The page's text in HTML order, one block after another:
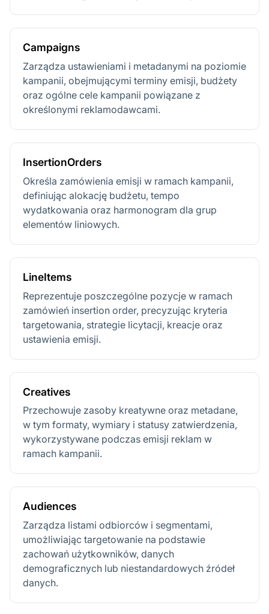
Campaigns
Zarządza ustawieniami i metadanymi na poziomie
kampanii, obejmującymi terminy emisji, budżety
oraz ogólne cele kampanii powiązane z
określonymi reklamodawcami.
InsertionOrders
Określa zamówienia emisji w ramach kampanii,
definiując alokację budżetu, tempo
wydatkowania oraz harmonogram dla grup
elementów liniowych.
LineItems
Reprezentuje poszczególne pozycje w ramach
zamówień insertion order, precyzując kryteria
targetowania, strategie licytacji, kreacje oraz
ustawienia emisji.
Creatives
Przechowuje zasoby kreatywne oraz metadane,
w tym formaty, wymiary i statusy zatwierdzenia,
wykorzystywane podczas emisji reklam w
ramach kampanii.
Audiences
Zarządza listami odbiorców i segmentami,
umożliwiając targetowanie na podstawie
zachowań użytkowników, danych
demograficznych lub niestandardowych źródeł
danych.